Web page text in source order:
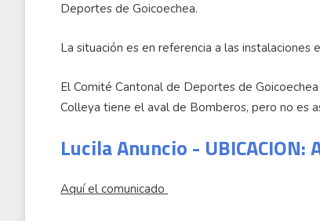
Deportes de Goicoechea.
La situación es en referencia a las instalaciones
El Comité Cantonal de Deportes de
Colleya tiene el aval de Bomberos, pero no es
Lucila Anuncio - UBICACION:
Aquí el comunicado